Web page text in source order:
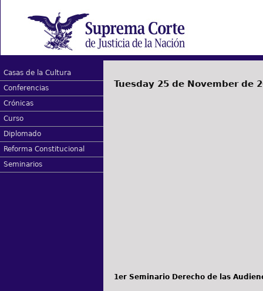
Casas de la Cultura
Conferencias
Crónicas
Curso
Diplomado
Reforma Constitucional
Seminarios
Tuesday 25 de November de
1er Seminario Derecho de las